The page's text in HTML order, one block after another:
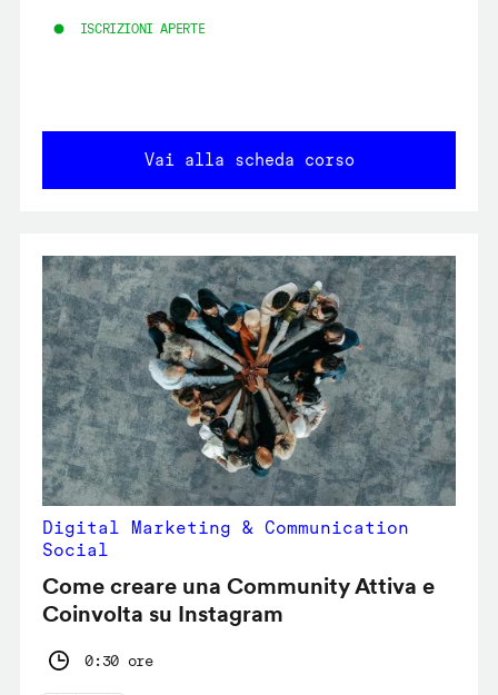
ISCRIZIONI APERTE
Vai alla scheda corso
Digital Marketing & Communication
Social
Come creare una Community Attiva e
Coinvolta su Instagram
0:30 ore